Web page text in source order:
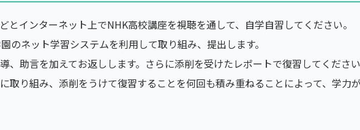
とインターネット上でNHK高校講座を視聴を通して、自学自習してください。
のネット学習システムを利用して取り組み、提出します。
、助言を加えてお返しします。さらに添削を受けたレポートで復習してください
取り組み、添削をうけて復習することを何回も積み重ねることによって、学力が